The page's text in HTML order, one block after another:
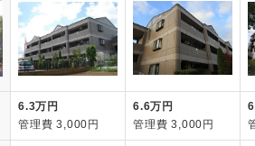
6.3万円
管理費 3,000円
6.6万円
管理費 3,000円